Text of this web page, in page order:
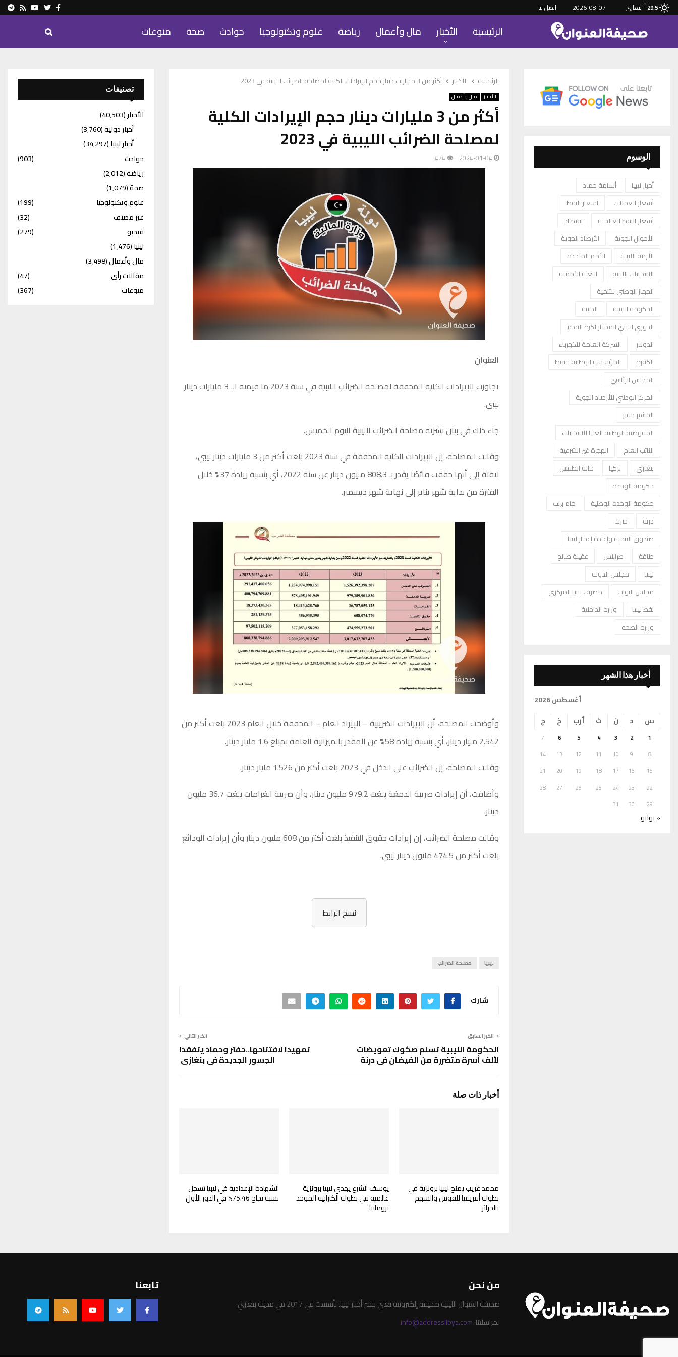
29.5
C بنغازي 2026-08-07 اتصل بنا Facebook
Twitter
Youtube
Rss
الرئيسية الأخبار مال وأعمال رياضة علوم وتكنولوجيا حوادث صحة منوعات
الرئيسية الأخبار أكثر من 3 مليارات دينار حجم الإيرادات الكلية لمصلحة الضرائب الليبية في 2023
الأخبار مال وأعمال
أكثر من 3 مليارات دينار حجم الإيرادات الكلية
لمصلحة الضرائب الليبية في 2023
2024-01-04
474
العنوان
تجاوزت الإيرادات الكلية المحققة لمصلحة الضرائب الليبية في سنة 2023 ما قيمته الـ 3 مليارات دينار
ليبي.
جاء ذلك في بيان نشرته مصلحة الضرائب الليبية اليوم الخميس.
وقالت المصلحة، إن الإيرادات الكلية المحققة في سنة 2023 بلغت أكثر من 3 مليارات دينار ليبي،
لافتة إلى أنها حققت فائضًا يقدر بـ 808.3 مليون دينار عن سنة 2022، أي بنسبة زيادة 37% خلال
الفترة من بداية شهر يناير إلى نهاية شهر ديسمبر.
وأوضحت المصلحة، أن الإيرادات الضريبية – الإيراد العام – المحققة خلال العام 2023 بلغت أكثر من
2.542 مليار دينار، أي بنسبة زيادة 58% عن المقدر بالميزانية العامة بمبلغ 1.6 مليار دينار.
وقالت المصلحة، إن الضرائب على الدخل في 2023 بلغت أكثر من 1.526 مليار دينار.
وأضافت، أن إيرادات ضريبة الدمغة بلغت 979.2 مليون دينار، وأن ضريبة الغرامات بلغت 36.7 مليون
دينار.
وقالت مصلحة الضرائب، إن إيرادات حقوق التنفيذ بلغت أكثر من 608 مليون دينار وأن إيرادات الودائع
بلغت أكثر من 474.5 مليون دينار ليبي.
نسخ الرابط
ليبيا مصلحة الضرائب
شارك
الخبر السابق
الحكومة الليبية تسلم صكوك تعويضات
لألف أسرة متضررة من الفيضان في درنة
الخبر التالي
تمهيداً لافتتاحها..حفتر وحماد يتفقدا
الجسور الجديدة في بنغازي
أخبار ذات صلة
محمد غريب يمنح ليبيا برونزية في
بطولة أفريقيا للقوس والسهم
بالجزائر
يوسف الشرع يهدي ليبيا برونزية
عالمية في بطولة الكاراتيه الموحد
برومانيا
الشهادة الإعدادية في ليبيا تسجل
نسبة نجاح 75.46% في الدور الأول
الوسوم
أخبار ليبيا
أسامة حماد
أسعار العملات
أسعار النفط
أسعار النفط العالمية
اقتصاد
الأحوال الجوية
الأرصاد الجوية
الأزمة الليبية
الأمم المتحدة
الانتخابات الليبية
البعثة الأممية
الجهاز الوطني للتنمية
الحكومة الليبية
الدبيبة
الدوري الليبي الممتاز لكرة القدم
الدولار
الشركة العامة للكهرباء
الكفرة
المؤسسة الوطنية للنفط
المجلس الرئاسي
المركز الوطني للأرصاد الجوية
المشير حفتر
المفوضية الوطنية العليا للانتخابات
النائب العام
الهجرة غير الشرعية
بنغازي
تركيا
حالة الطقس
حكومة الوحدة
حكومة الوحدة الوطنية
خام برنت
درنة
سرت
صندوق التنمية وإعادة إعمار ليبيا
طاقة
طرابلس
عقيلة صالح
ليبيا
مجلس الدولة
مجلس النواب
مصرف ليبيا المركزي
نفط ليبيا
وزارة الداخلية
وزارة الصحة
أخبار هذا الشهر
أغسطس 2026
س
د ن ث أرب خ ج
1
2
3
4
5
6
7
8
9
10
11
12
13
14
15
16
17
18
19
20
21
22
23
24
25
26
27
28
29
30
31
« يوليو
تصنيفات
الأخبار(40٬503)
أخبار دولية(3٬760)
أخبار ليبيا(34٬297)
حوادث
(903)
رياضة(2٬012)
صحة(1٬079)
علوم وتكنولوجيا
(199)
غير مصنف
(32)
فيديو
(279)
ليبيا(1٬476)
مال وأعمال(3٬498)
مقالات رأي
(47)
منوعات
(367)
من نحن
صحيفة العنوان الليبية صحيفة إلكترونية تعني بنشر أخبار ليبيا. تأسست في 2017 في مدينة بنغازي.
لمراسلتنا:info@addresslibya.com
تابعنا